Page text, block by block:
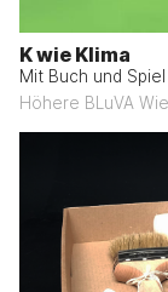
K wie Klima
Mit Buch und
Höhere BLuVA